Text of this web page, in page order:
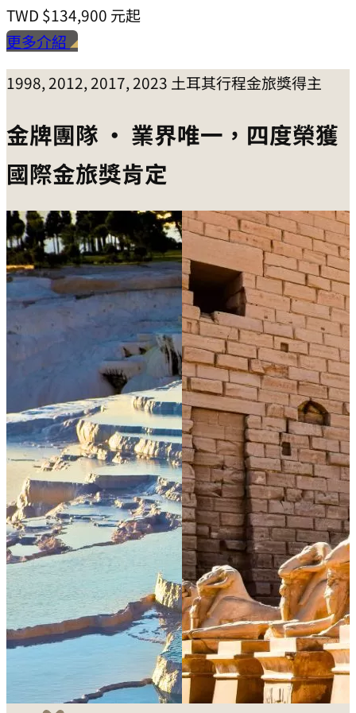
TWD $134,900 元起
更多介紹
1998, 2012, 2017, 2023 土耳其行程金旅獎得主
金牌團隊 • 業界唯一，四度榮獲
國際金旅獎肯定